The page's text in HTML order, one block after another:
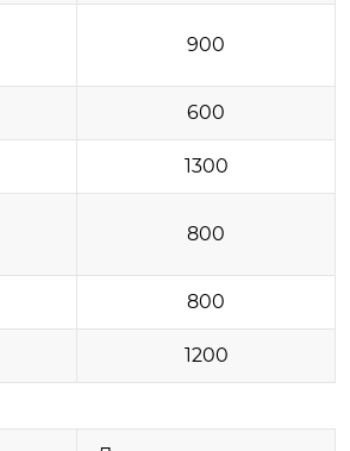
900
600
1300
800
800
1200